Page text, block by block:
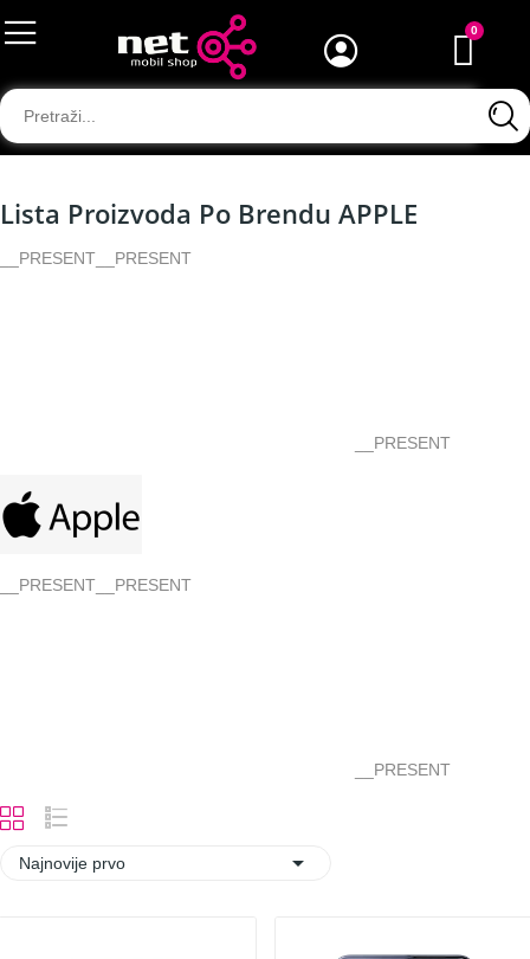
Lista Proizvoda Po Brendu APPLE
__PRESENT __PRESENT
__PRESENT
__PRESENT __PRESENT
__PRESENT
Najnovije prvo 